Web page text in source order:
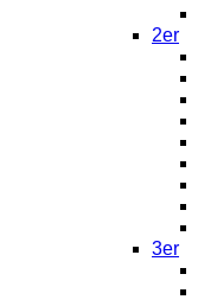
2er
3er